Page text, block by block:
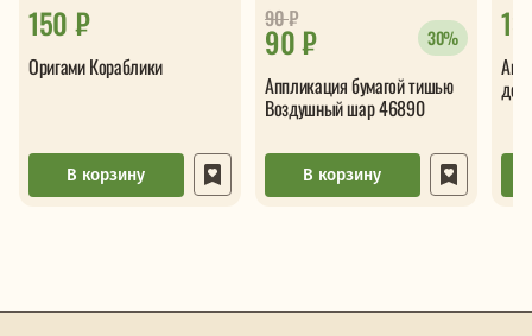
150 ₽
Оригами Кораблики
В корзину
90 ₽
90₽
30%
Аппликация бумагой тишью
Воздушный шар 46890
В корзину